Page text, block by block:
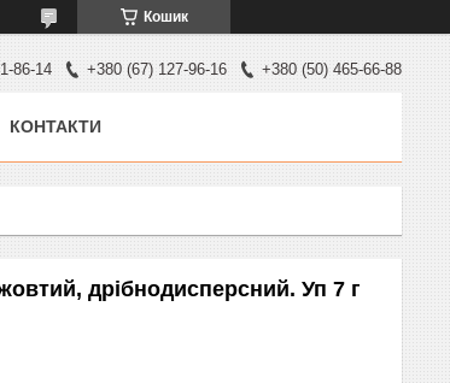
Кошик
86-14 +380 (67) 127-96-16 +380 (50) 465-66-88
КОНТАКТИ
дрібнодисперсний. Уп 7 г